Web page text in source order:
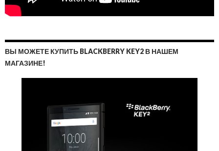
ВЫ МОЖЕТЕ КУПИТЬ BLACKBERRY KEY2 В НАШЕМ
МАГАЗИНЕ!